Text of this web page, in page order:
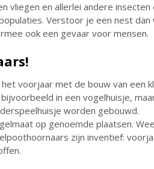
vliegen en allerlei andere insecten
Verstoor je een nest
ook een gevaar voor mensen.
voorjaar met de bouw van een
in een vogelhuisje,
worden gebouwd.
op genoemde plaatsen.
zijn inventief: